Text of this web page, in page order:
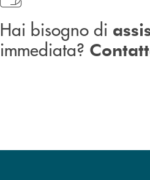
Hai bisogno di
immediata?